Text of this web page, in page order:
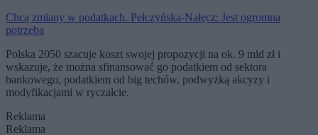
Chcą zmiany w podatkach. Pełczyńska-Nałęcz: Jest ogromna
potrzeba
Polska 2050 szacuje koszt swojej propozycji na ok. 9 mld zł i
wskazuje, że można sfinansować go podatkiem od sektora
bankowego, podatkiem od big techów, podwyżką akcyzy i
modyfikacjami w ryczałcie.
Reklama
Reklama